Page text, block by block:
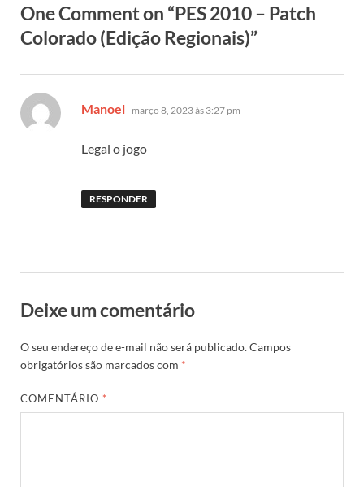
One Comment on “PES 2010 – Patch
Colorado (Edição Regionais)”
Manoel disse:
março 8, 2023 às 3:27 pm
Legal o jogo
RESPONDER
Deixe um comentário
O seu endereço de e-mail não será publicado.Campos
obrigatórios são marcados com *
COMENTÁRIO *